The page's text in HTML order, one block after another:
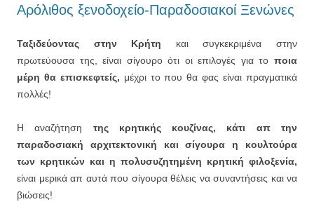
Αρόλιθος ξενοδοχείο-Παραδοσιακοί Ξενώνες
Ταξιδεύοντας στην Κρήτη και συγκεκριμένα στην
πρωτεύουσα της, είναι σίγουρο ότι οι επιλογές για το ποια
μέρη θα επισκεφτείς, μέχρι το που θα φας είναι πραγματικά
πολλές!
Η αναζήτηση της κρητικής κουζίνας, κάτι απ την
παραδοσιακή αρχιτεκτονική και σίγουρα η κουλτούρα
των κρητικών και η πολυσυζητημένη κρητική φιλοξενία,
είναι μερικά απ αυτά που σίγουρα θέλεις να συναντήσεις και να
βιώσεις!